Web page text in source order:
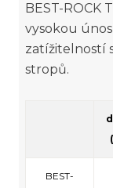
BEST-ROCK
vysokou
zatížitelností
stropů.
BEST-